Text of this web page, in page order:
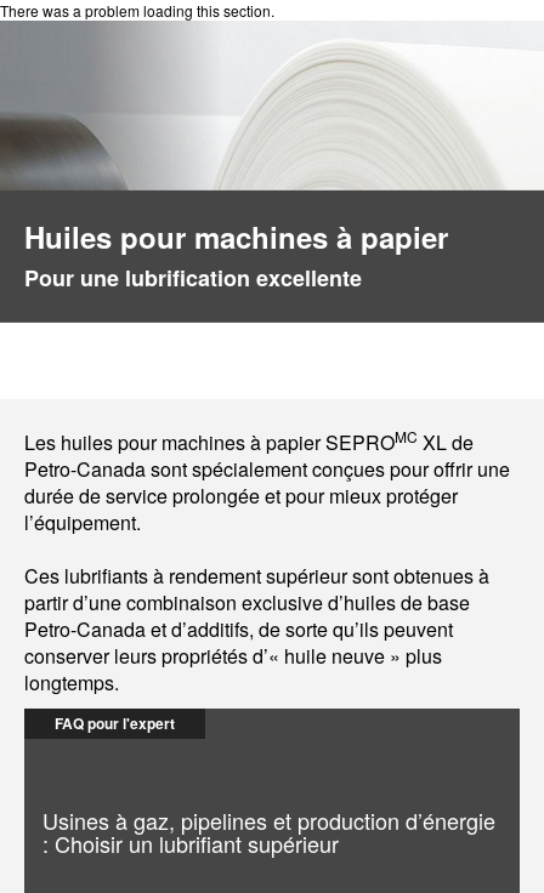
There was a problem loading this section.
Huiles pour machines à papier
Pour une lubrification excellente
Les huiles pour machines à papier SEPROMC XL de
Petro-Canada sont spécialement conçues pour offrir une
durée de service prolongée et pour mieux protéger
l’équipement.
Ces lubrifiants à rendement supérieur sont obtenues à
partir d’une combinaison exclusive d’huiles de base
Petro-Canada et d’additifs, de sorte qu’ils peuvent
conserver leurs propriétés d’« huile neuve » plus
longtemps.
FAQ pour l'expert
Usines à gaz, pipelines et production d’énergie
: Choisir un lubrifiant supérieur